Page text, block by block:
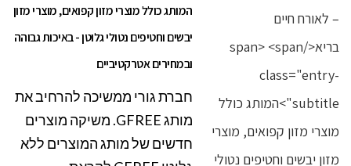
המותג כולל מוצרי מזון קפואים, מוצרי מזון
יבשים וחטיפים נטולי גלוטן - באיכות גבוהה
ובמחירים אטרקטיביים
חברת גורי ממשיכה להרחיב את
מותג GFREE. משיקה מוצרים
חדשים של מותג המוצרים ללא